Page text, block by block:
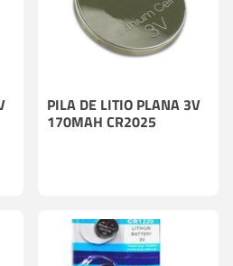
PILA DE LITIO PLANA 3V
170MAH CR2025